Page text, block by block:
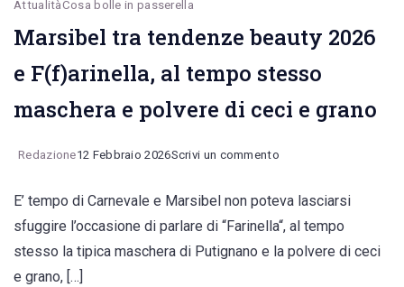
AttualitàCosa bolle in passerella
Marsibel tra tendenze beauty 2026
e F(f)arinella, al tempo stesso
maschera e polvere di ceci e grano
Redazione12 Febbraio 2026Scrivi un commentoon
tra
tendenze
beauty
E’ tempo di Carnevale e Marsibel non poteva lasciarsi
sfuggire l’occasione di parlare di “Farinella“, al tempo
stesso la tipica maschera di Putignano e la polvere di ceci
e grano, […]